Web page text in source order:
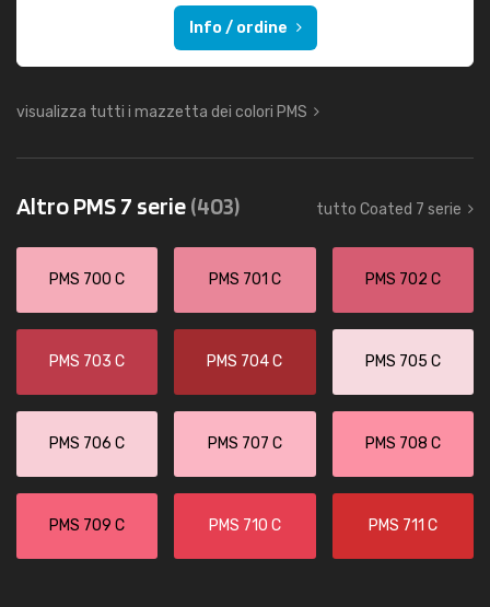
Info / ordine
visualizza tutti i mazzetta dei colori PMS
Altro PMS 7 serie(403) tutto Coated 7 serie
PMS 700 C PMS 701 C PMS 702 C
PMS 703 C PMS 704 C PMS 705 C
PMS 706 C PMS 707 C PMS 708 C
PMS 709 C PMS 710 C PMS 711 C